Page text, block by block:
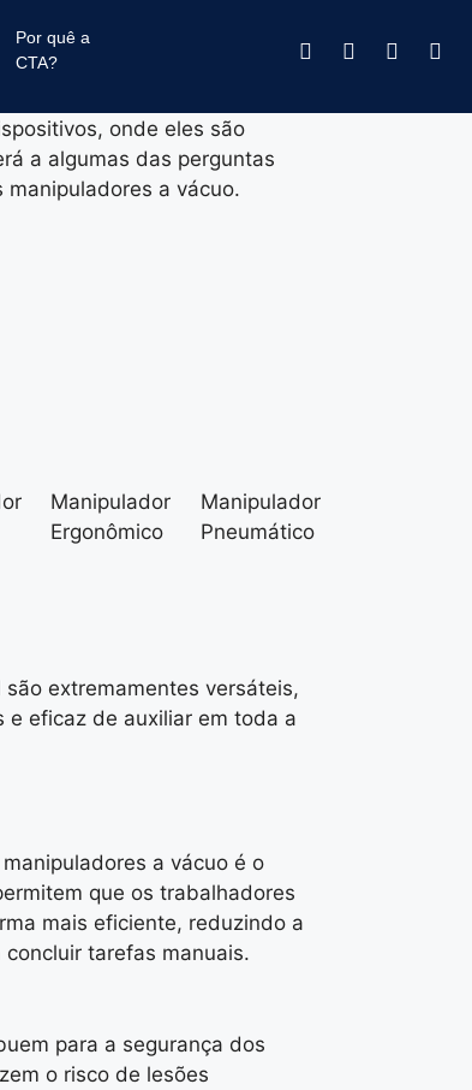
Por quê a
CTA?
amplamente utilizados
o objetivo de facilitar a
onde eles são
a algumas das perguntas
a vácuo.
Manipulador
Ergonômico
Manipulador
Pneumático
extremamentes versáteis,
e eficaz de auxiliar em toda a
a vácuo é o
que os trabalhadores
mais eficiente, reduzindo a
tarefas manuais.
para a segurança dos
o risco de lesões